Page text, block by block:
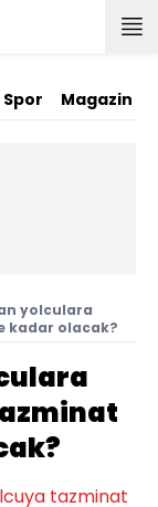
Spor Magazin
yolculara
kadar olacak?
tazminat